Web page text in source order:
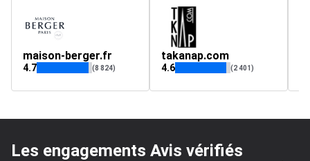
maison-berger.fr
4.7 (8 824)
takanap.com
4.6 (2 401)
Les engagements Avis vérifiés